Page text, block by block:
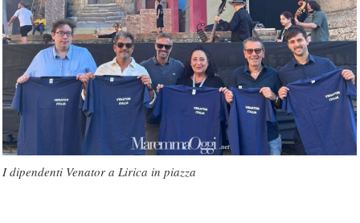
I dipendenti Venator a Lirica in piazza